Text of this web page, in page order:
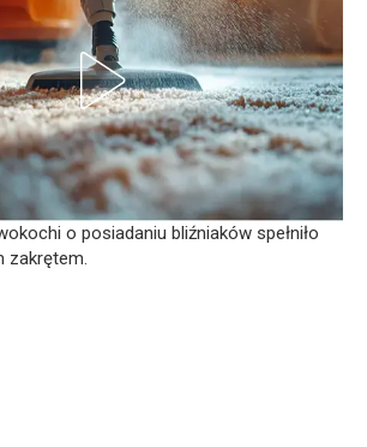
o posiadaniu bliźniaków spełniło
zakrętem.